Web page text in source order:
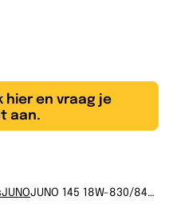
hier en vraag je
aan.
JUNOJUNO 145 18W-830/840/857 IP54 UGR